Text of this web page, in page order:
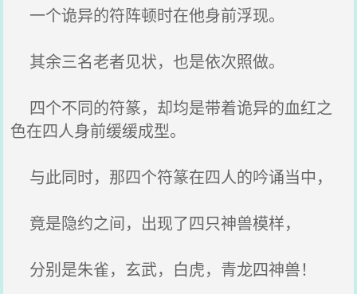
一个诡异的符阵顿时在他身前浮现。
其余三名老者见状，也是依次照做。
四个不同的符篆，却均是带着诡异的血红之
色在四人身前缓缓成型。
与此同时，那四个符篆在四人的吟诵当中，
竟是隐约之间，出现了四只神兽模样，
分别是朱雀，玄武，白虎，青龙四神兽！